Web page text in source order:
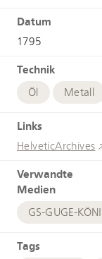
Datum
1795
Technik
Öl Metall
Links
HelveticArchives
Verwandte
Medien
GS-GUGE-
Tags